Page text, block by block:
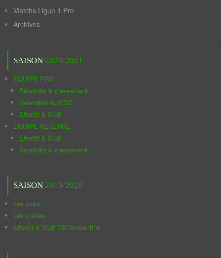
Matchs Ligue 1 Pro
Archives
SAISON 2020/2021
ÉQUIPE PRO
Résultats & classement
Calendrier du CSC
Effectif & Staff
ÉQUIPE RÉSERVE
Effectif & Staff
Résultats & classement
SAISON 2019/2020
Les clubs
Les stades
Effectif & Staff CSConstantine